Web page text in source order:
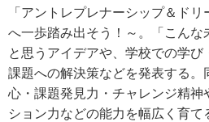
「アントレプレナーシップ＆ド
へ一歩踏み出そう！～。「こんな
と思うアイデアや、学校での学び
課題への解決策などを発表する。
心・課題発見力・チャレンジ精神
ション力などの能力を幅広く育